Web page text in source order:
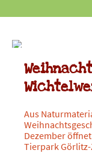
Aus
Dezember
Tierpark